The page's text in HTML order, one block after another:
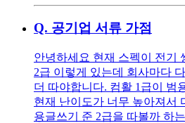
Q. 공기업 서류 가점
안녕하세요 현재 스펙이 전기
2급 이렇게 있는데 회사마다
더 따야합니다. 컴활 1급이 범
현재 난이도가 너무 높아져서
용글쓰기 준 2급을 따볼까 하